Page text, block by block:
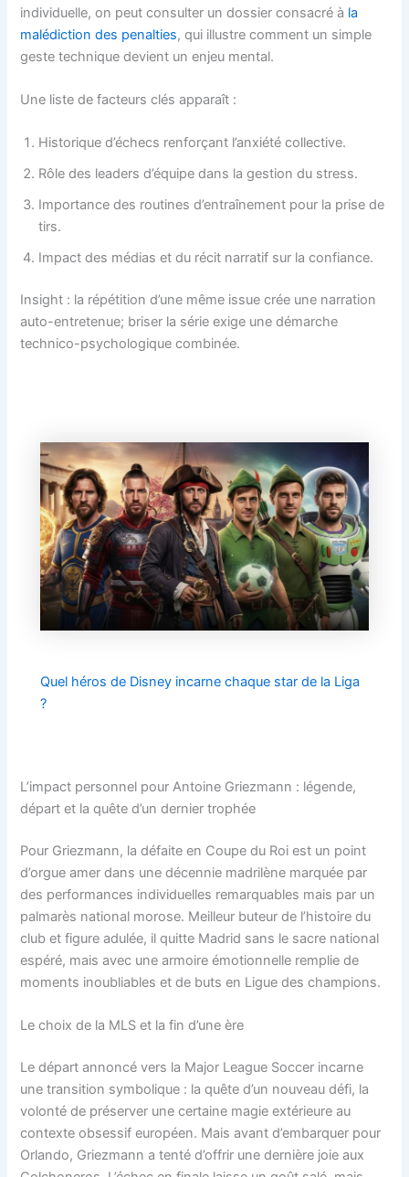
individuelle, on peut consulter un dossier consacré à la
malédiction des penalties, qui illustre comment un simple
geste technique devient un enjeu mental.
Une liste de facteurs clés apparaît :
Historique d’échecs renforçant l’anxiété collective.
Rôle des leaders d’équipe dans la gestion du stress.
Importance des routines d’entraînement pour la prise de
tirs.
Impact des médias et du récit narratif sur la confiance.
Insight : la répétition d’une même issue crée une narration
auto-entretenue; briser la série exige une démarche
technico-psychologique combinée.
Quel héros de Disney incarne chaque star de la Liga
?
L’impact personnel pour Antoine Griezmann : légende,
départ et la quête d’un dernier trophée
Pour Griezmann, la défaite en Coupe du Roi est un point
d’orgue amer dans une décennie madrilène marquée par
des performances individuelles remarquables mais par un
palmarès national morose. Meilleur buteur de l’histoire du
club et figure adulée, il quitte Madrid sans le sacre national
espéré, mais avec une armoire émotionnelle remplie de
moments inoubliables et de buts en Ligue des champions.
Le choix de la MLS et la fin d’une ère
Le départ annoncé vers la Major League Soccer incarne
une transition symbolique : la quête d’un nouveau défi, la
volonté de préserver une certaine magie extérieure au
contexte obsessif européen. Mais avant d’embarquer pour
Orlando, Griezmann a tenté d’offrir une dernière joie aux